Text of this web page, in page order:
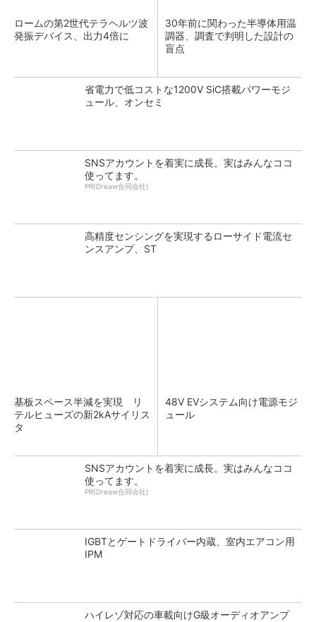
ロームの第2世代テラヘルツ波
発振デバイス、出力4倍に
30年前に関わった半導体用温
調器、調査で判明した設計の
盲点
省電力で低コストな1200V SiC搭載パワーモジ
ュール、オンセミ
SNSアカウントを着実に成長。実はみんなココ
使ってます。
PR(Dreaw合同会社)
高精度センシングを実現するローサイド電流セ
ンスアンプ、ST
基板スペース半減を実現 リ
テルヒューズの新2kAサイリス
タ
48V EVシステム向け電源モジ
ュール
SNSアカウントを着実に成長。実はみんなココ
使ってます。
PR(Dreaw合同会社)
IGBTとゲートドライバー内蔵、室内エアコン用
IPM
ハイレゾ対応の車載向けG級オーディオアンプ